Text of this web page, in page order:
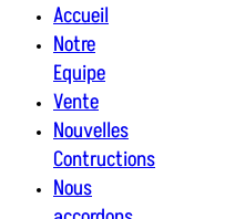
Accueil
Notre
Equipe
Vente
Nouvelles
Contructions
Nous